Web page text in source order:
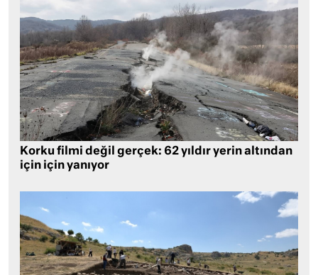
Korku filmi değil gerçek: 62 yıldır yerin altından
için için yanıyor